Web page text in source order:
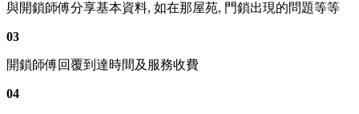
與開鎖師傅分享基本資料, 如在那屋苑, 門鎖出現的問題等等
03
開鎖師傅回覆到達時間及服務收費
04